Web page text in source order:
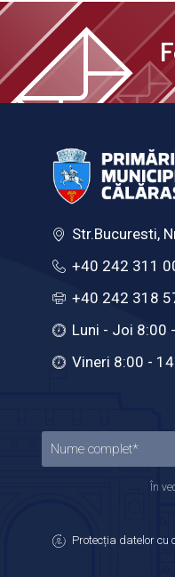
Str.Bucuresti,
+40 242 311
+40 242 318
Luni - Joi 8:00
Vineri 8:00 -
În
Protecția datelor cu